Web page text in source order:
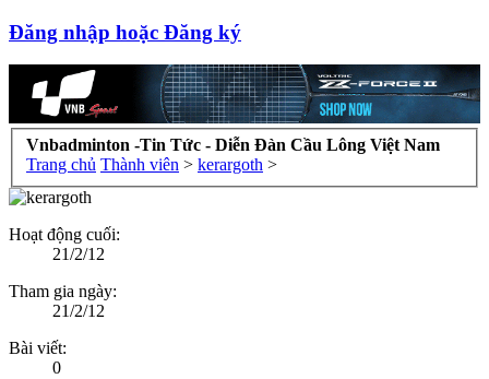
Đăng nhập hoặc Đăng ký
Vnbadminton -Tin Tức - Diễn Đàn Cầu Lông Việt Nam
Trang chủ Thành viên > kerargoth >
Hoạt động cuối:
21/2/12
Tham gia ngày:
21/2/12
Bài viết:
0